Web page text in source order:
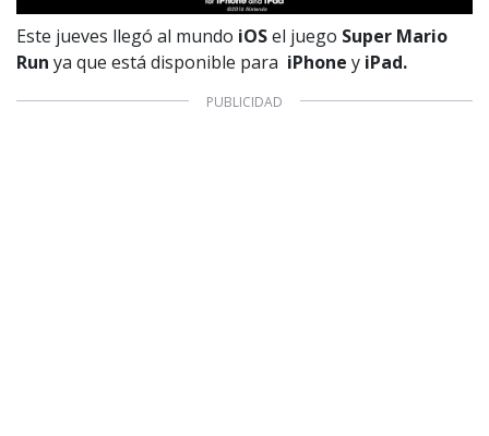
Este jueves llegó al mundo iOSel juego Super Mario
Run ya que está disponible para iPhone y iPad.